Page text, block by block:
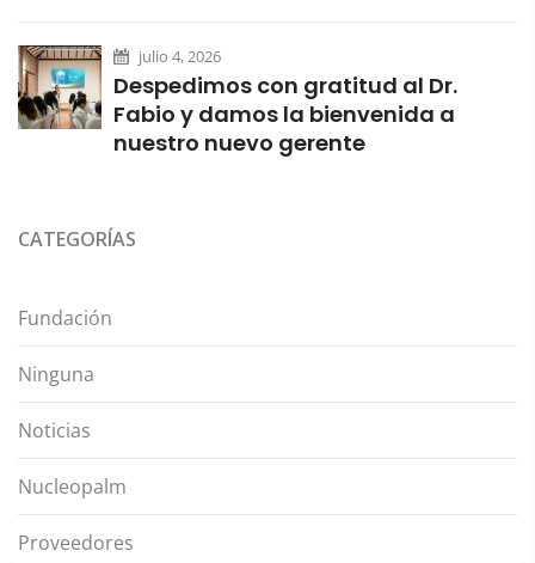
julio 4, 2026
Despedimos con gratitud al Dr.
Fabio y damos la bienvenida a
nuestro nuevo gerente
CATEGORÍAS
Fundación
Ninguna
Noticias
Nucleopalm
Proveedores